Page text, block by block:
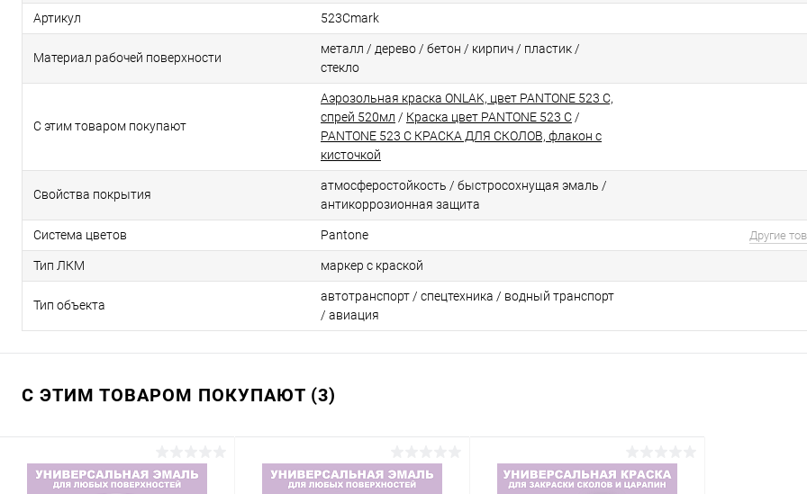
Артикул 523Cmark
Материал рабочей поверхности
металл / дерево / бетон / кирпич / пластик /
стекло
С этим товаром покупают
Аэрозольная краска ONLAK, цвет PANTONE 523 C,
спрей 520мл / Краска цвет PANTONE 523 C /
PANTONE 523 C КРАСКА ДЛЯ СКОЛОВ, флакон с
кисточкой
Свойства покрытия
атмосферостойкоcть / быстросохнущая эмаль /
антикоррозионная защита
Система цветов Pantone Другие
Тип ЛКМ маркер с краской
Тип объекта
автотранспорт / спецтехника / водный транспорт
/ авиация
С ЭТИМ ТОВАРОМ ПОКУПАЮТ (3)